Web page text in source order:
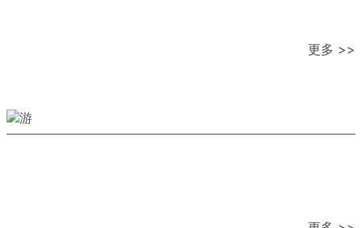
更多 >>